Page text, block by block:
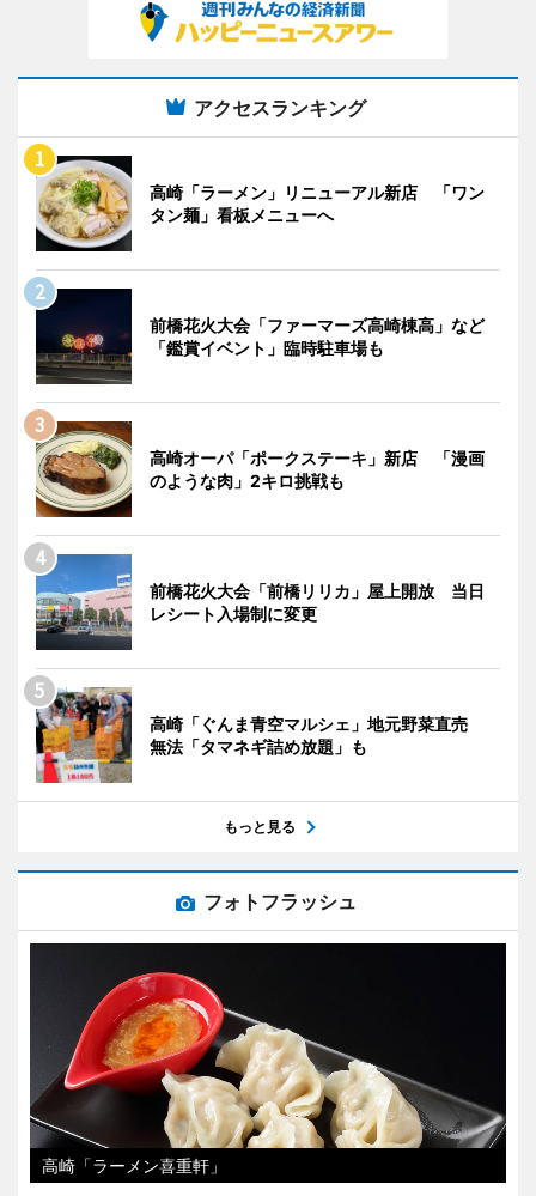
アクセスランキング
高崎「ラーメン」リニューアル新店 「ワン
タン麺」看板メニューへ
前橋花火大会「ファーマーズ高崎棟高」など
「鑑賞イベント」臨時駐車場も
高崎オーパ「ポークステーキ」新店 「漫画
のような肉」2キロ挑戦も
前橋花火大会「前橋リリカ」屋上開放 当日
レシート入場制に変更
高崎「ぐんま青空マルシェ」地元野菜直売
無法「タマネギ詰め放題」も
もっと見る
フォトフラッシュ
高崎「ラーメン喜重軒」